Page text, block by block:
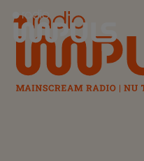
Radio Impuls